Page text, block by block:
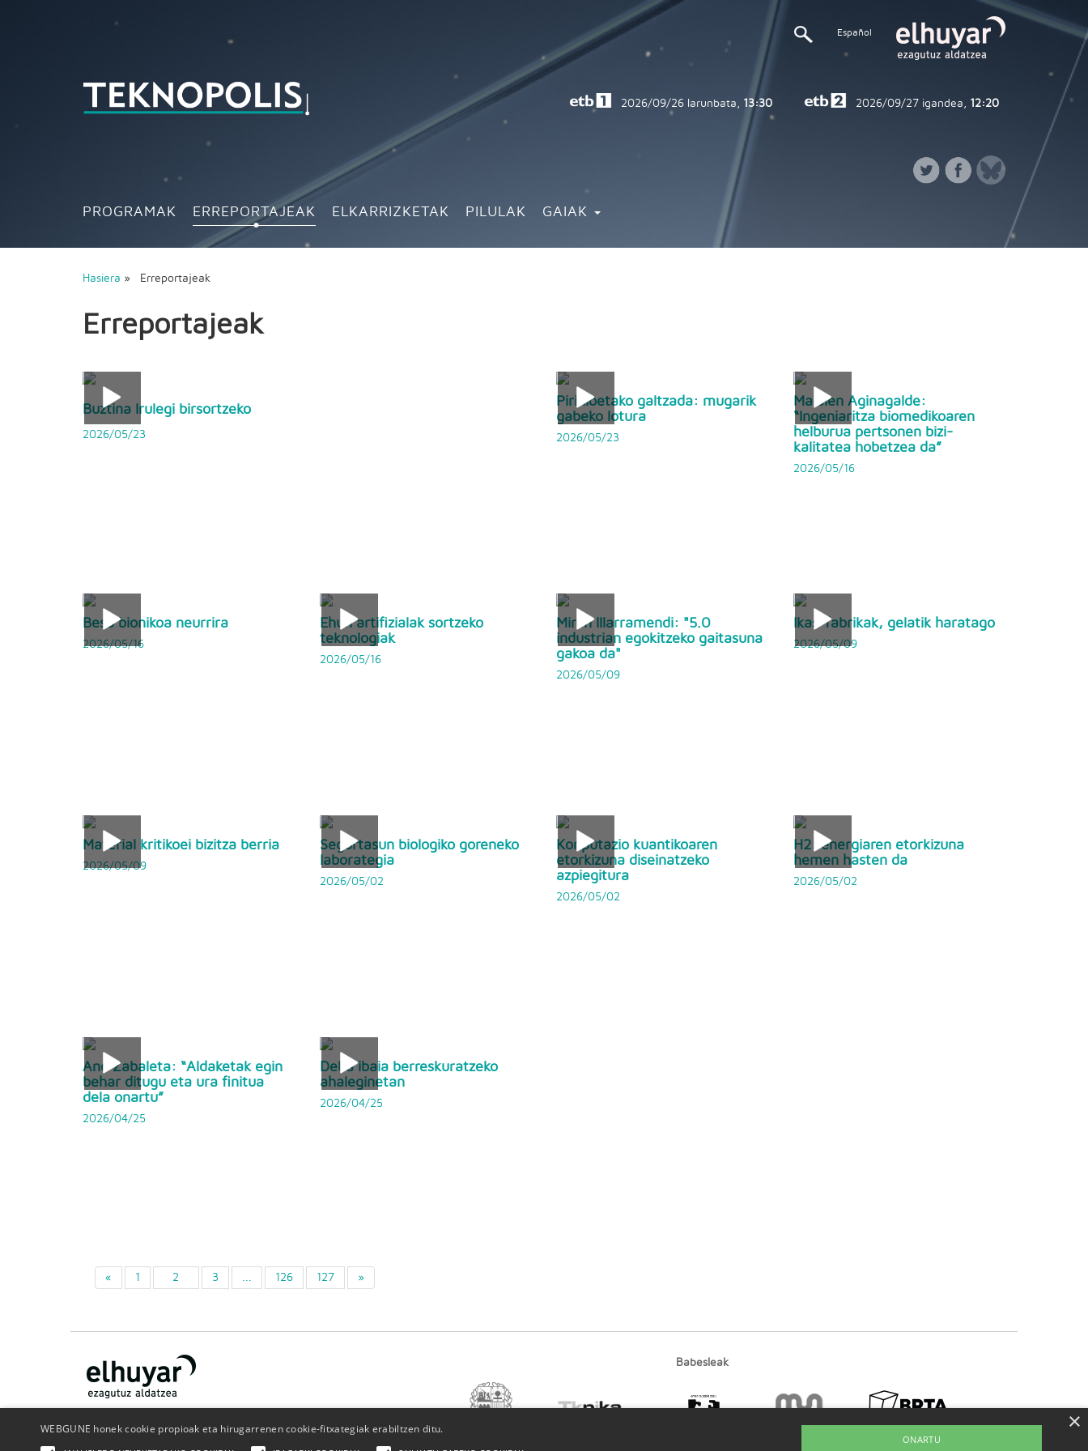
Español
PROGRAMAK ERREPORTAJEAK ELKARRIZKETAK PILULAK GAIAK
2026/09/26 larunbata, 13:30 2026/09/27 igandea, 12:20
Hasiera » Erreportajeak
Erreportajeak
Buztina Irulegi birsortzeko
2026/05/23
Pirinioetako galtzada: mugarik
gabeko lotura
2026/05/23
Maialen Aginagalde:
“Ingeniaritza biomedikoaren
helburua pertsonen bizi-
kalitatea hobetzea da”
2026/05/16
Beso bionikoa neurrira
2026/05/16
Ehun artifizialak sortzeko
teknologiak
2026/05/16
Miren Illarramendi: "5.0
industrian egokitzeko gaitasuna
gakoa da"
2026/05/09
Ikas-fabrikak, gelatik haratago
2026/05/09
Material kritikoei bizitza berria
2026/05/09
Segurtasun biologiko goreneko
laborategia
2026/05/02
Konputazio kuantikoaren
etorkizuna diseinatzeko
azpiegitura
2026/05/02
H2: energiaren etorkizuna
hemen hasten da
2026/05/02
Ane Zabaleta: “Aldaketak egin
behar ditugu eta ura finitua
dela onartu”
2026/04/25
Deba ibaia berreskuratzeko
ahaleginetan
2026/04/25
« 1 2 3 ... 126 127 »
Babesleak
WEBGUNE honek cookie propioak eta hirugarrenen cookie-fitxategiak erabiltzen ditu.
ONARTU
×